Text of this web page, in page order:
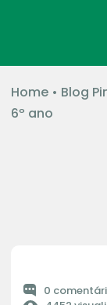
Home• Blog
6º ano
0